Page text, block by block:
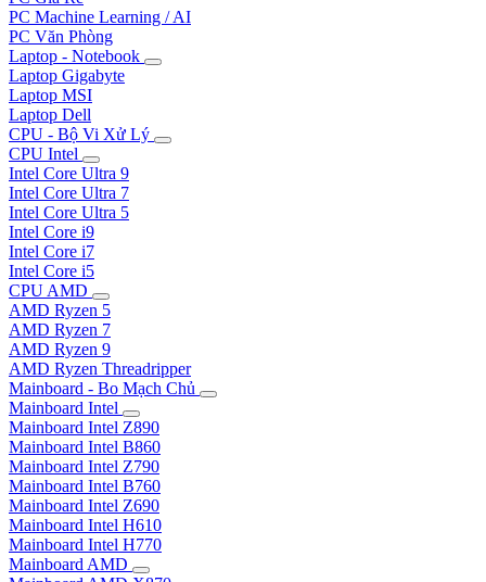
PC Machine Learning / AI
PC Văn Phòng
Laptop - Notebook
Laptop Gigabyte
Laptop MSI
Laptop Dell
CPU - Bộ Vi Xử Lý
CPU Intel
Intel Core Ultra 9
Intel Core Ultra 7
Intel Core Ultra 5
Intel Core i9
Intel Core i7
Intel Core i5
CPU AMD
AMD Ryzen 5
AMD Ryzen 7
AMD Ryzen 9
AMD Ryzen Threadripper
Mainboard - Bo Mạch Chủ
Mainboard Intel
Mainboard Intel Z890
Mainboard Intel B860
Mainboard Intel Z790
Mainboard Intel B760
Mainboard Intel Z690
Mainboard Intel H610
Mainboard Intel H770
Mainboard AMD